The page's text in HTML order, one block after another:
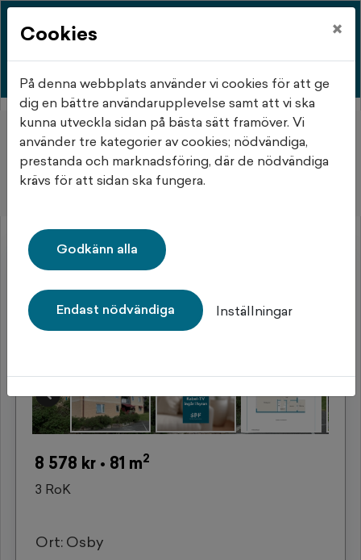
Hem Idrottsgatan 58
Idrottsgatan 58
'
8 578 kr • 81 m2
3 RoK
Ort: Osby
Cookies ×
På denna webbplats använder vi cookies för att ge
dig en bättre användarupplevelse samt att vi ska
kunna utveckla sidan på bästa sätt framöver. Vi
använder tre kategorier av cookies; nödvändiga,
prestanda och marknadsföring, där de nödvändiga
krävs för att sidan ska fungera.
Godkänn alla
Endast nödvändiga Inställningar